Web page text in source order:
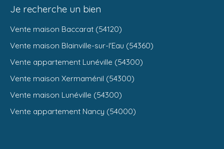
Je recherche un bien
Vente maison Baccarat (54120)
Vente maison Blainville-sur-l'Eau (54360)
Vente appartement Lunéville (54300)
Vente maison Xermaménil (54300)
Vente maison Lunéville (54300)
Vente appartement Nancy (54000)